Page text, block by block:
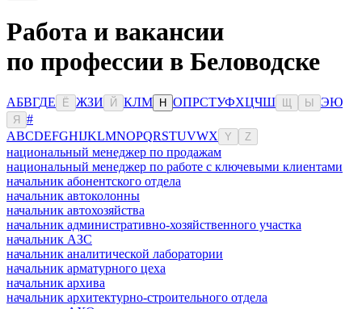
Работа и вакансии
по профессии в Беловодске
АБВГДЕ Ё ЖЗИ Й КЛМ Н ОПРСТУФХЦЧШ Ы ЭЮ
Я
#
ABCDEFGHIJKLMNOPQRSTUVWX Y Z
национальный менеджер по продажам
национальный менеджер по работе с ключевыми клиентами
начальник абонентского отдела
начальник автоколонны
начальник автохозяйства
начальник административно-хозяйственного участка
начальник АЗС
начальник аналитической лаборатории
начальник арматурного цеха
начальник архива
начальник архитектурно-строительного отдела